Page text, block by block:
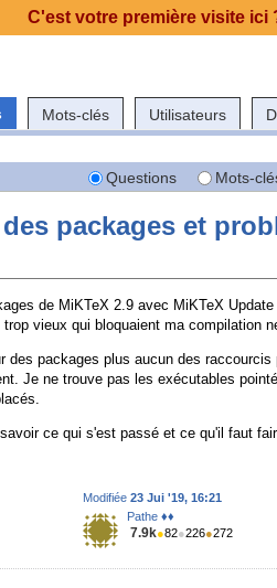
Mots-clés Utilisateurs
Questions Mots-
packages et
de MiKTeX 2.9 avec MiKTeX
vieux qui bloquaient ma compilation
des packages plus aucun des
Je ne trouve pas les exécutables
ce qui s'est passé et ce qu'il faut
Modifiée 23 Jui '19, 16:21
Pathe ♦♦
7.9k●82●226●272
C'est votre première visite ici